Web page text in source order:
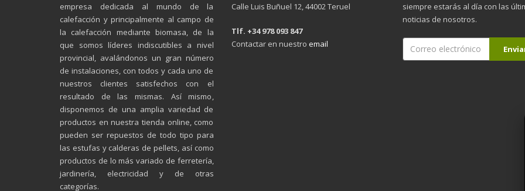
empresa dedicada al mundo de la
calefacción y principalmente al campo de
la calefacción mediante biomasa, de la
que somos líderes indiscutibles a nivel
provincial, avalándonos un gran número
de instalaciones, con todos y cada uno de
nuestros clientes satisfechos con el
resultado de las mismas. Así mismo,
disponemos de una amplia variedad de
productos en nuestra tienda online, como
pueden ser repuestos de todo tipo para
las estufas y calderas de pellets, así como
productos de lo más variado de ferretería,
jardinería, electricidad y de otras
categorías.
Calle Luis Buñuel 12, 44002 Teruel
Tlf. +34 978 093 847
Contactar en nuestro email
siempre estarás al día con las
noticias de nosotros.